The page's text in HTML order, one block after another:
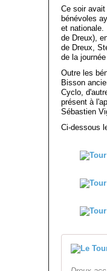
Ce soir avait
bénévoles
et nationale.
de Dreux),
de Dreux,
de la
Outre les
Bisson
Cyclo,
présent à
Sébastien
Ci-dessous